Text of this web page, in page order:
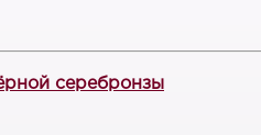
серебронзы